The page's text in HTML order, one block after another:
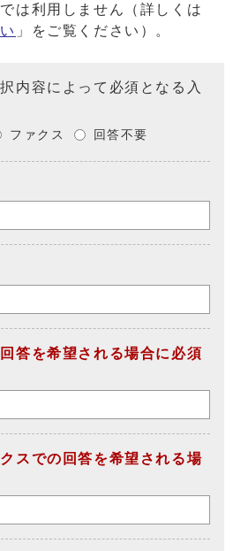
は利用しません（詳しくは
」をご覧ください）。
内容によって必須となる入
ファクス 回答不要
答を希望される場合に必須
スでの回答を希望される場